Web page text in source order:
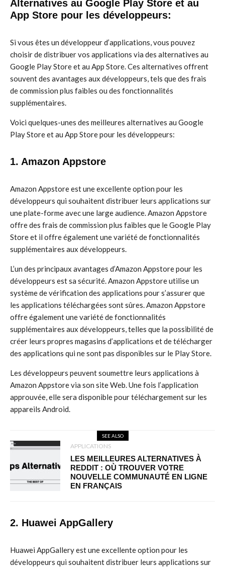
Alternatives au Google Play Store et au
App Store pour les développeurs:
Si vous êtes un développeur d’applications, vous pouvez
choisir de distribuer vos applications via des alternatives au
Google Play Store et au App Store. Ces alternatives offrent
souvent des avantages aux développeurs, tels que des frais
de commission plus faibles ou des fonctionnalités
supplémentaires.
Voici quelques-unes des meilleures alternatives au Google
Play Store et au App Store pour les développeurs:
1. Amazon Appstore
Amazon Appstore est une excellente option pour les
développeurs qui souhaitent distribuer leurs applications sur
une plate-forme avec une large audience. Amazon Appstore
offre des frais de commission plus faibles que le Google Play
Store et il offre également une variété de fonctionnalités
supplémentaires aux développeurs.
L’un des principaux avantages d’Amazon Appstore pour les
développeurs est sa sécurité. Amazon Appstore utilise un
système de vérification des applications pour s’assurer que
les applications téléchargées sont sûres. Amazon Appstore
offre également une variété de fonctionnalités
supplémentaires aux développeurs, telles que la possibilité de
créer leurs propres magasins d’applications et de télécharger
des applications qui ne sont pas disponibles sur le Play Store.
Les développeurs peuvent soumettre leurs applications à
Amazon Appstore via son site Web. Une fois l’application
approuvée, elle sera disponible pour téléchargement sur les
appareils Android.
SEE ALSO
APPLICATIONS
LES MEILLEURES ALTERNATIVES À
REDDIT : OÙ TROUVER VOTRE
NOUVELLE COMMUNAUTÉ EN LIGNE
EN FRANÇAIS
2. Huawei AppGallery
Huawei AppGallery est une excellente option pour les
développeurs qui souhaitent distribuer leurs applications sur